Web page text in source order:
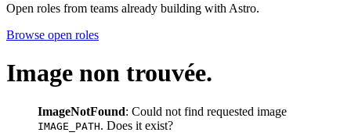
Open roles from teams already building with Astro.
Browse open roles
Image non trouvée.
ImageNotFound: Could not find requested image
IMAGE_PATH. Does it exist?